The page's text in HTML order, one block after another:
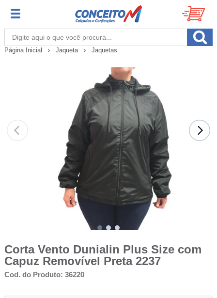
Página Inicial Jaqueta Jaquetas
Corta Vento Dunialin Plus Size com
Capuz Removível Preta 2237
Cod. do Produto: 36220